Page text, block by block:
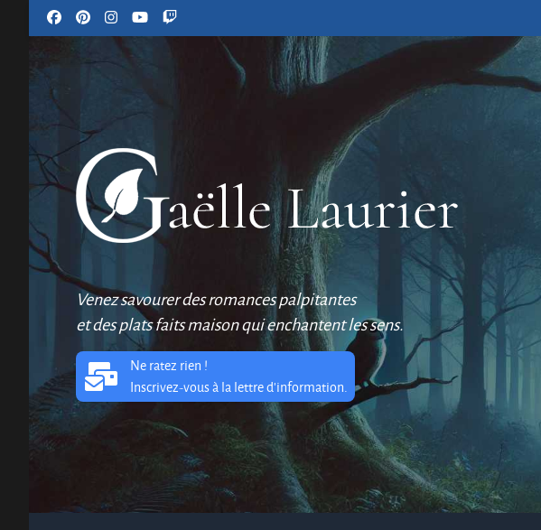
Venez savourer des romances palpitantes
et des plats faits maison qui enchantent les sens.
Ne ratez rien !
Inscrivez-vous à la lettre d'information.